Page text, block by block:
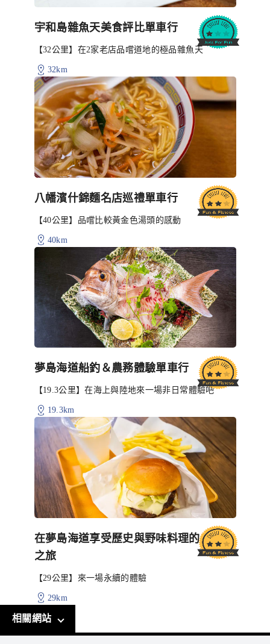
宇和島雜魚天美食評比單車行
【32公里】在2家老店品嚐道地的極品雜魚天
32km
八幡濱什錦麵名店巡禮單車行
【40公里】品嚐比較黃金色湯頭的感動
40km
夢島海道船釣＆農務體驗單車行
【19.3公里】在海上與陸地來一場非日常體驗吧
19.3km
在夢島海道享受歷史與野味料理的自行車
之旅
【29公里】來一場永續的體驗
29km
相關網站